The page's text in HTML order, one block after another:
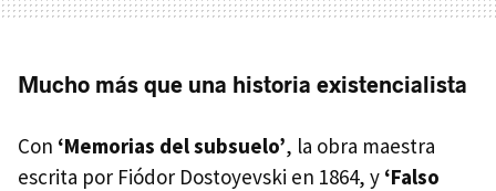
Mucho más que una historia existencialista
Con ‘Memorias del subsuelo’, la obra maestra
escrita por Fiódor Dostoyevski en 1864, y ‘Falso